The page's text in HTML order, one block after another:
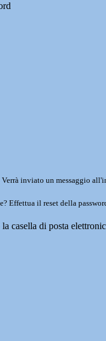
Verrà inviato un messaggio
Effettua il reset della
casella di posta